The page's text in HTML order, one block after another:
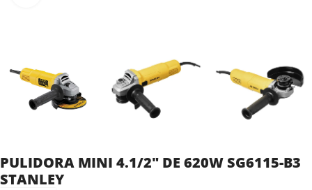
PULIDORA MINI 4.1/2″ DE 620W SG6115-B3
STANLEY